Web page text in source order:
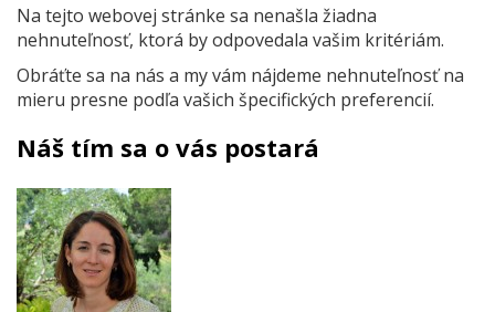
Na tejto webovej stránke sa nenašla žiadna
nehnuteľnosť, ktorá by odpovedala vašim kritériám.
Obráťte sa na nás a my vám nájdeme nehnuteľnosť na
mieru presne podľa vašich špecifických preferencií.
Náš tím sa o vás postará